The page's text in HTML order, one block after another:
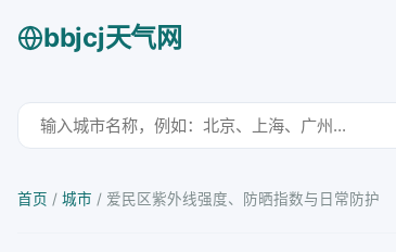
bbjcj天气网
首页 / 城市 / 爱民区紫外线强度、防晒指数与日常防护